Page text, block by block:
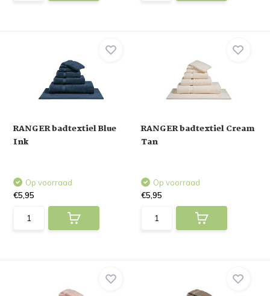
RANGER badtextiel Blue
Ink
Op voorraad
€5,95
RANGER badtextiel Cream
Tan
Op voorraad
€5,95